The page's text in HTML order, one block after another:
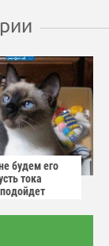
будем его
тока